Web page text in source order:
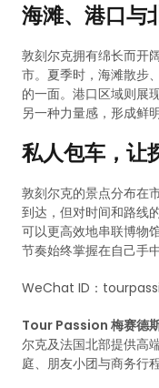
海滩、港口与
敦刻尔克拥有绵长而开
市。夏季时，海滩散步
的一面。港口区域则展
另一种力量感，形成鲜
私人包车，让
敦刻尔克的景点分布在
到达，但对时间和路线
可以更高效地串联博物
节奏始终掌握在自己手中
WeChat ID：
Tour Passion 梅赛德
尔克及法国北部提供高
庭、朋友小团与商务行程